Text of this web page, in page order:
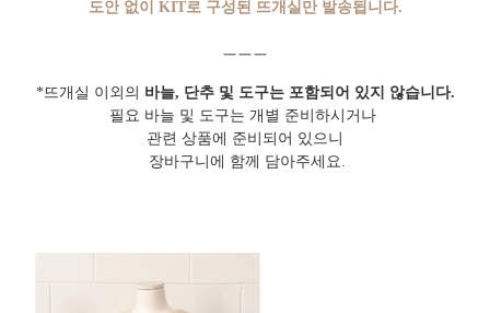
도안 없이 KIT로 구성된 뜨개실만 발송됩니다.
ㅡㅡㅡ
*뜨개실 이외의 바늘, 단추 및 도구는 포함되어 있지 않습니다.
필요 바늘 및 도구는 개별 준비하시거나
관련 상품에 준비되어 있으니
장바구니에 함께 담아주세요